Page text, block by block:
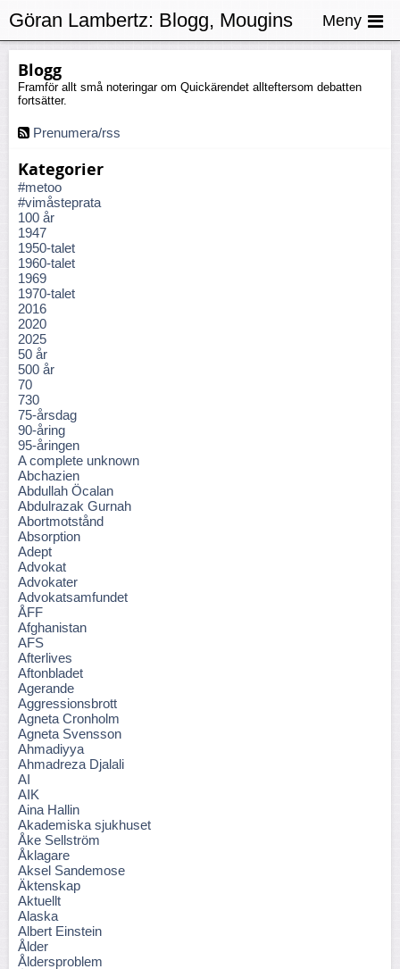
Blogg
Framför allt små noteringar om Quickärendet allteftersom debatten
fortsätter.
Prenumera/rss
Kategorier
#metoo
#vimåsteprata
100 år
1947
1950-talet
1960-talet
1969
1970-talet
2016
2020
2025
50 år
500 år
70
730
75-årsdag
90-åring
95-åringen
A complete unknown
Abchazien
Abdullah Öcalan
Abdulrazak Gurnah
Abortmotstånd
Absorption
Adept
Advokat
Advokater
Advokatsamfundet
ÅFF
Afghanistan
AFS
Afterlives
Aftonbladet
Agerande
Aggressionsbrott
Agneta Cronholm
Agneta Svensson
Ahmadiyya
Ahmadreza Djalali
AI
AIK
Aina Hallin
Akademiska sjukhuset
Åke Sellström
Åklagare
Aksel Sandemose
Äktenskap
Aktuellt
Alaska
Albert Einstein
Ålder
Åldersproblem
Göran Lambertz: Blogg, Mougins Meny